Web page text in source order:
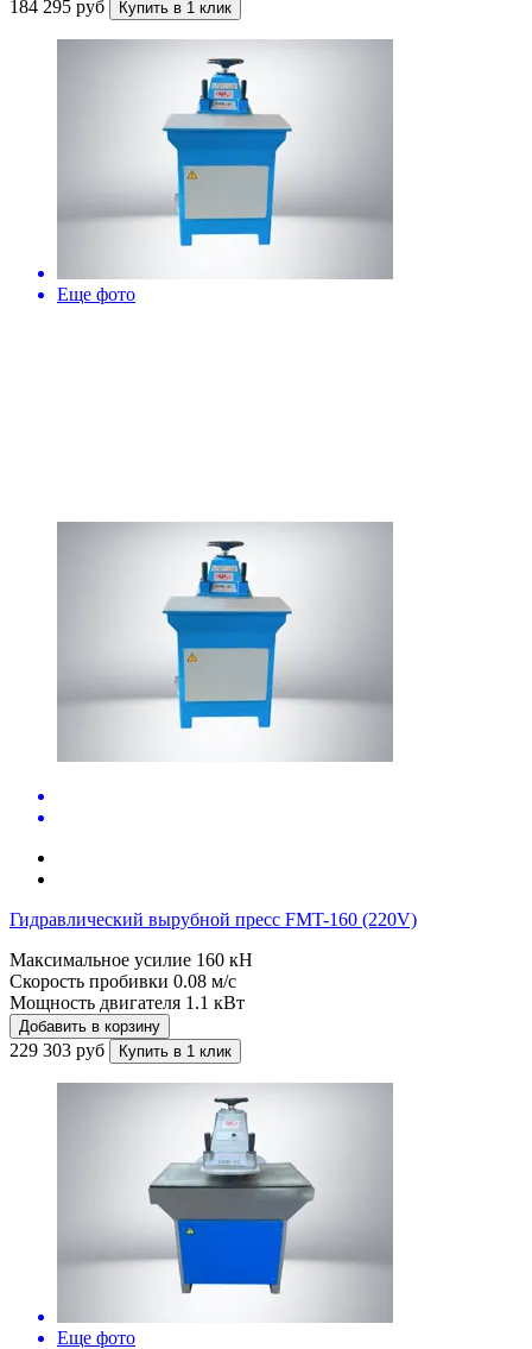
184 295 руб Купить в 1 клик
Еще фото
Гидравлический вырубной пресс FMT-160 (220V)
Максимальное усилие 160 кН
Скорость пробивки 0.08 м/с
Мощность двигателя 1.1 кВт
Добавить в корзину
229 303 руб Купить в 1 клик
Еще фото